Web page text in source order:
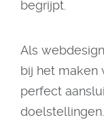
begrijpt.
Als
bij het maken
perfect